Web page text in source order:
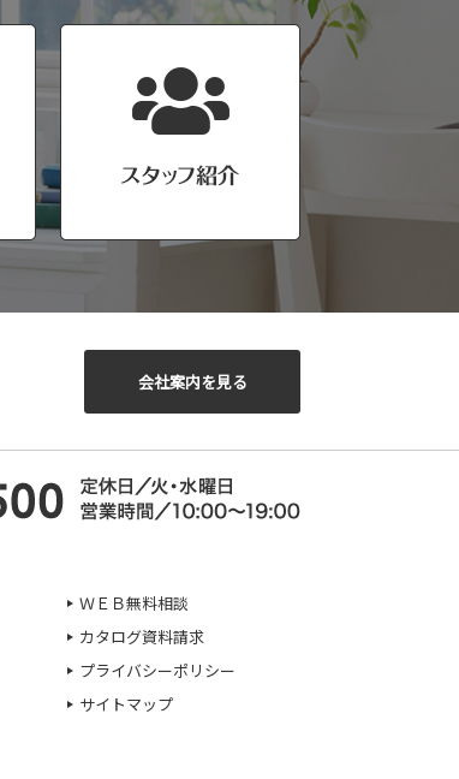
会社案内を見る
ＷＥＢ無料相談
カタログ資料請求
プライバシーポリシー
サイトマップ